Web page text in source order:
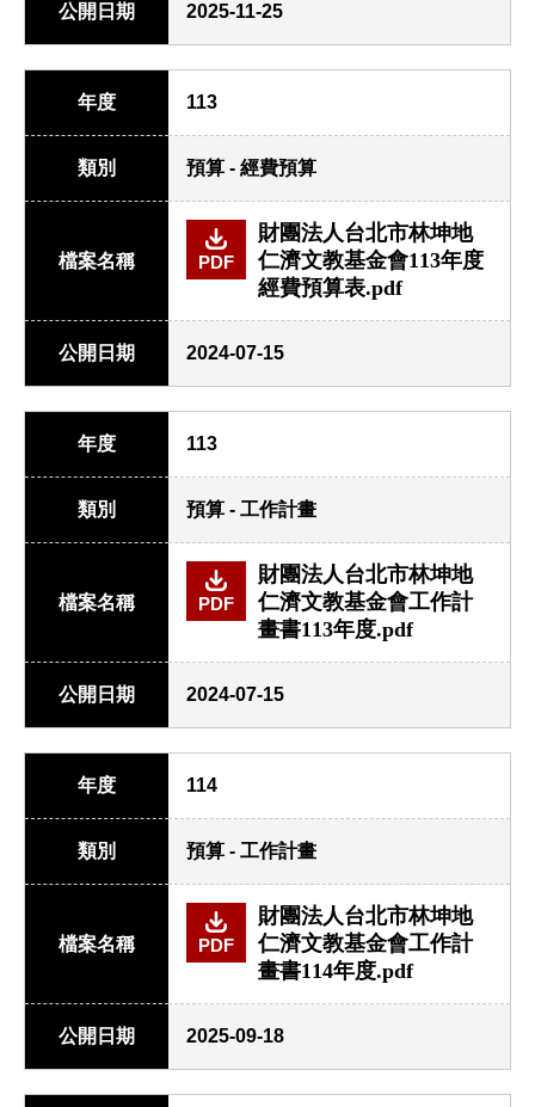
公開日期 2025-11-25
年度 113
類別 預算 - 經費預算
檔案名稱 PDF
財團法人台北市林坤地
仁濟文教基金會113年度
經費預算表.pdf
公開日期 2024-07-15
年度 113
類別 預算 - 工作計畫
檔案名稱 PDF
財團法人台北市林坤地
仁濟文教基金會工作計
畫書113年度.pdf
公開日期 2024-07-15
年度 114
類別 預算 - 工作計畫
檔案名稱 PDF
財團法人台北市林坤地
仁濟文教基金會工作計
畫書114年度.pdf
公開日期 2025-09-18